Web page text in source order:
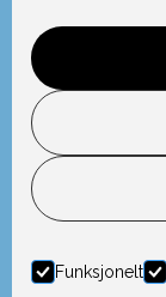
Funksjonelt